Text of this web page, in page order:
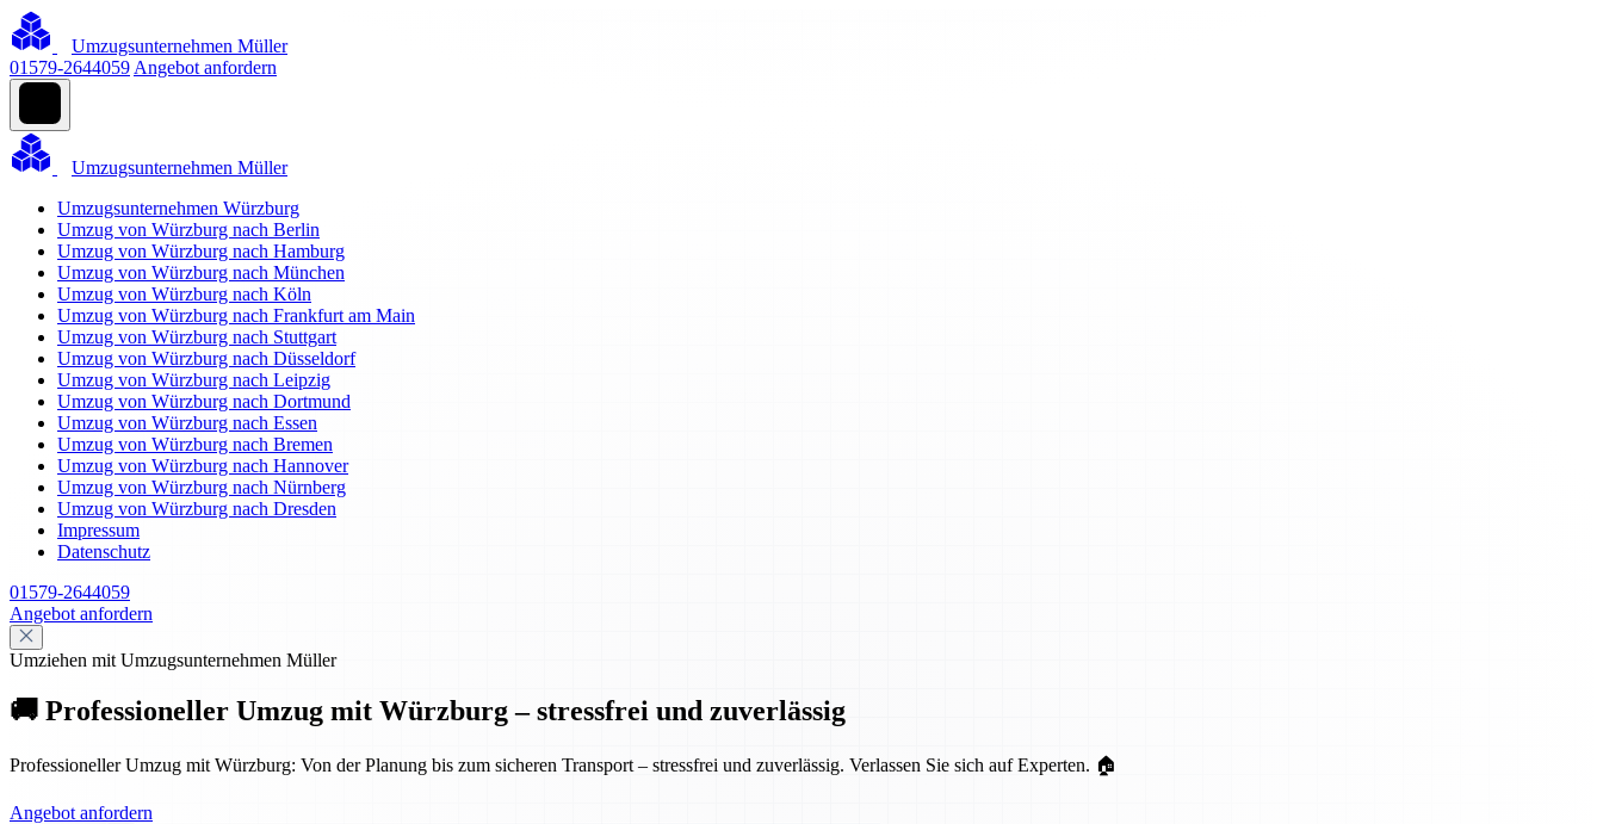
Umzugsunternehmen Müller
01579-2644059 Angebot anfordern
Umzugsunternehmen Müller
Umzugsunternehmen Würzburg
Umzug von Würzburg nach Berlin
Umzug von Würzburg nach Hamburg
Umzug von Würzburg nach München
Umzug von Würzburg nach Köln
Umzug von Würzburg nach Frankfurt am Main
Umzug von Würzburg nach Stuttgart
Umzug von Würzburg nach Düsseldorf
Umzug von Würzburg nach Leipzig
Umzug von Würzburg nach Dortmund
Umzug von Würzburg nach Essen
Umzug von Würzburg nach Bremen
Umzug von Würzburg nach Hannover
Umzug von Würzburg nach Nürnberg
Umzug von Würzburg nach Dresden
Impressum
Datenschutz
01579-2644059
Angebot anfordern
Umziehen mit Umzugsunternehmen Müller
🚚 Professioneller Umzug mit Würzburg – stressfrei und zuverlässig
Professioneller Umzug mit Würzburg: Von der Planung bis zum sicheren Transport – stressfrei und zuverlässig. Verlassen Sie sich auf Experten. 🏠
Angebot anfordern